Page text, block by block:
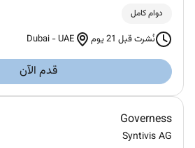
دوام كامل
نُشرت قبل 21 يوم Dubai -UAE
قدم الآن
Governess
Syntivis AG